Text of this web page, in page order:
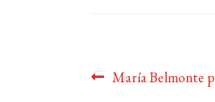
Anterior:
María Belmonte